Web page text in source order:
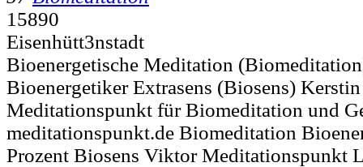
15890
Eisenhütt3nstadt
Bioenergetische Meditation
Bioenergetiker Extrasens (Biosens)
Meditationspunkt für Biomeditation und
meditationspunkt.de Biomeditation
Prozent Biosens Viktor Meditationspunkt